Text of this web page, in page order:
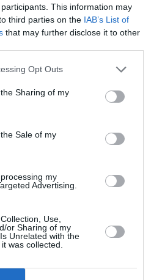
participants. This information may
third parties on the IAB’s List of
that may further disclose it to other
Opt Outs
Sharing of my
Sale of my
my
Advertising.
Use,
or Sharing of my
Unrelated with the
was collected.